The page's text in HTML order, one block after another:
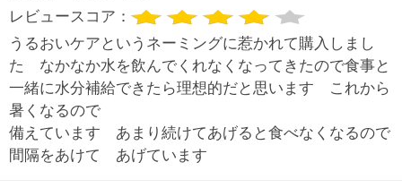
レビュースコア：
うるおいケアというネーミングに惹かれて購入しまし
た なかなか水を飲んでくれなくなってきたので食事と
一緒に水分補給できたら理想的だと思います これから
暑くなるので
備えています あまり続けてあげると食べなくなるので
間隔をあけて あげています